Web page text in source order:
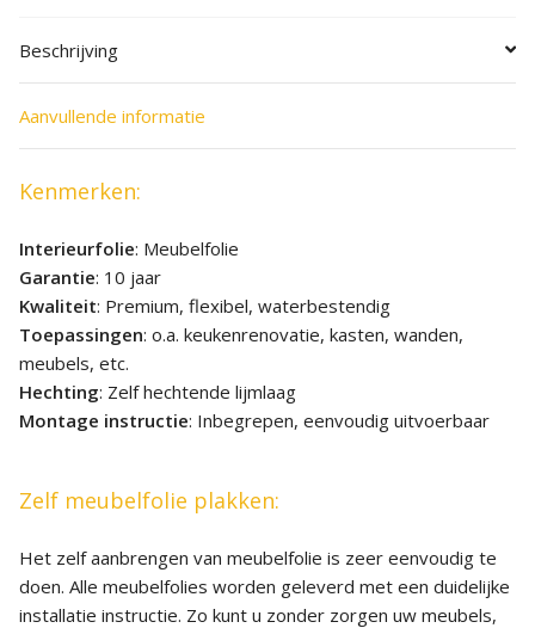
Beschrijving
Aanvullende informatie
Kenmerken:
Interieurfolie: Meubelfolie
Garantie: 10 jaar
Kwaliteit: Premium, flexibel, waterbestendig
Toepassingen: o.a. keukenrenovatie, kasten, wanden,
meubels, etc.
Hechting: Zelf hechtende lijmlaag
Montage instructie: Inbegrepen, eenvoudig uitvoerbaar
Zelf meubelfolie plakken:
Het zelf aanbrengen van meubelfolie is zeer eenvoudig te
doen. Alle meubelfolies worden geleverd met een duidelijke
installatie instructie. Zo kunt u zonder zorgen uw meubels,